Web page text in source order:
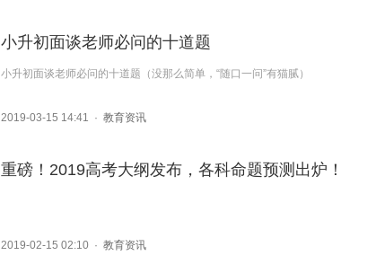
小升初面谈老师必问的十道题
小升初面谈老师必问的十道题（没那么简单，“随口一问”有猫腻）
2019-03-15 14:41 · 教育资讯
重磅！2019高考大纲发布，各科命题预测出炉！
2019-02-15 02:10 · 教育资讯